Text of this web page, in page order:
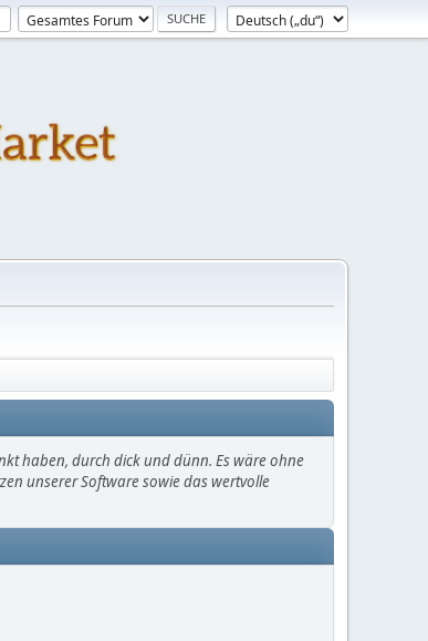
haben, durch dick und dünn. Es wäre ohne
unserer Software sowie das wertvolle